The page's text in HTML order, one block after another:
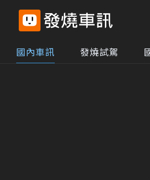
國內車訊 發燒試駕